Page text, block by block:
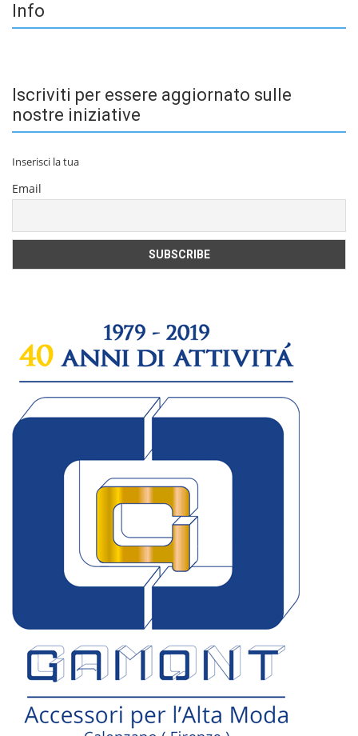
Info
Iscriviti per essere aggiornato sulle
nostre iniziative
Inserisci la tua
Email